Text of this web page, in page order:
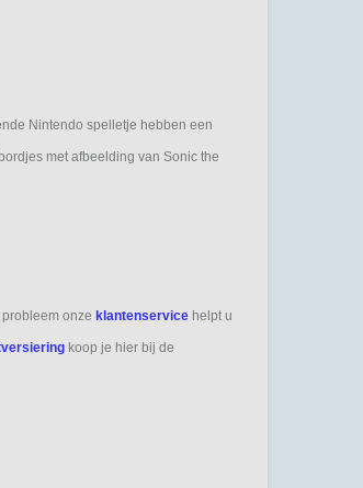
Nintendo spelletje hebben een
met afbeelding van Sonic the
onze klantenservice helpt u
koop je hier bij de